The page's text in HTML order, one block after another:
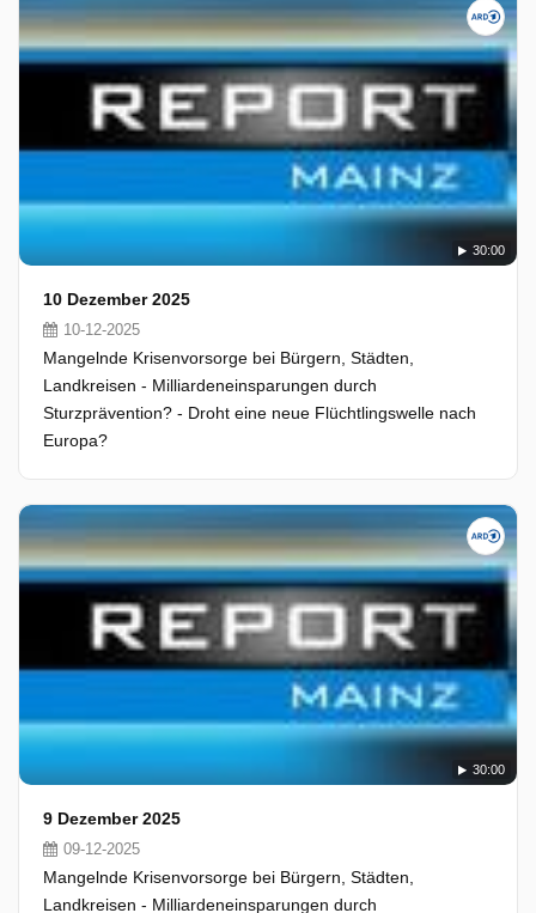
30:00
10 Dezember 2025
10-12-2025
Mangelnde Krisenvorsorge bei Bürgern, Städten,
Landkreisen - Milliardeneinsparungen durch
Sturzprävention? - Droht eine neue Flüchtlingswelle nach
Europa?
30:00
9 Dezember 2025
09-12-2025
Mangelnde Krisenvorsorge bei Bürgern, Städten,
Landkreisen - Milliardeneinsparungen durch